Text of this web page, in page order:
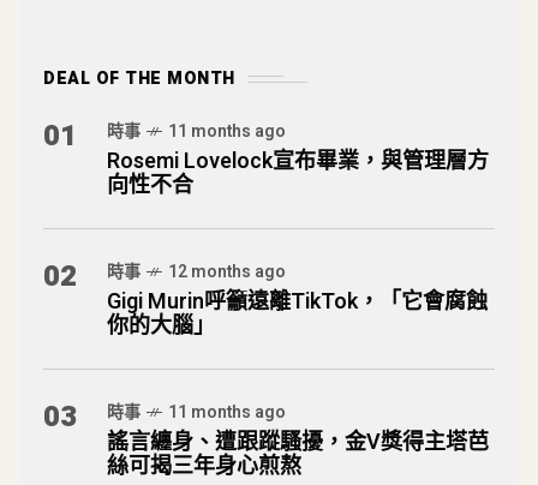
DEAL OF THE MONTH
01 時事 11 months ago
Rosemi Lovelock宣布畢業，與管理層方
向性不合
02 時事 12 months ago
Gigi Murin呼籲遠離TikTok，「它會腐蝕
你的大腦」
03 時事 11 months ago
謠言纏身、遭跟蹤騷擾，金V獎得主塔芭
絲可揭三年身心煎熬